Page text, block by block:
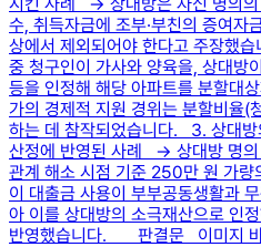
수, 취득자금에 조부·부친의 증여자
상에서 제외되어야 한다고 주장했
중 청구인이 가사와 양육을, 상대방
등을 인정해 해당 아파트를 분할대
가의 경제적 지원 경위는 분할비율
하는 데 참작되었습니다. 3. 상대
산정에 반영된 사례 → 상대방 명의
관계 해소 시점 기준 250만 원 가량
이 대출금 사용이 부부공동생활과
아 이를 상대방의 소극재산으로 인
반영했습니다. 판결문 이미지 바